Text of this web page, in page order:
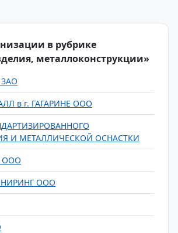
в рубрике
металлоконструкции»
в г. ГАГАРИНЕ ООО
И МЕТАЛЛИЧЕСКОЙ ОСНАСТКИ
ООО
ООО